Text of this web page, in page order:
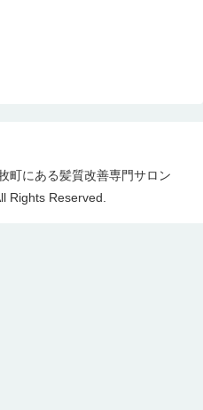
町にある髪質改善専門サロン
Rights Reserved.